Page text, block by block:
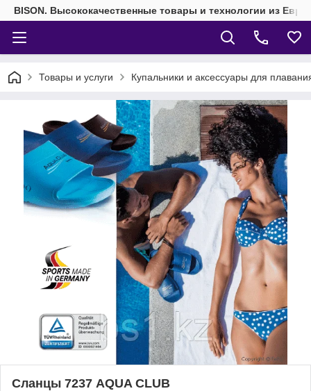
BISON. Высококачественные товары и технологии из
Товары и услуги Купальники и аксессуары для
Сланцы 7237 AQUA CLUB